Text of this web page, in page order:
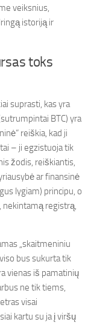
veiksnius,
istoriją ir
toks
suprasti, kas yra
BTC) yra
reiškia, kad ji
– ji egzistuoja tik
žodis, reiškiantis,
ar finansinė
lygiam) principu, o
nekintamą registrą,
„skaitmeniniu
bus sukurta tik
vienas iš pamatinių
ne tik tiems,
visai
kartu su ja į viršų